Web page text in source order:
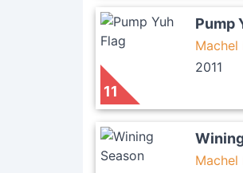
11
Pump
Machel
2011
Machel